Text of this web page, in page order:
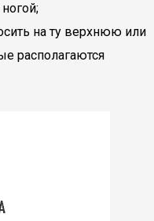
на ту верхнюю или
располагаются